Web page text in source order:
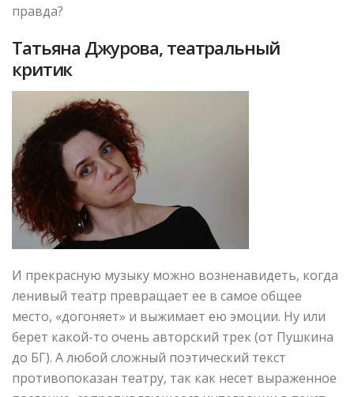
правда?
Татьяна Джурова, театральный
критик
И прекрасную музыку можно возненавидеть, когда
ленивый театр превращает ее в самое общее
место, «догоняет» и выжимает ею эмоции. Ну или
берет какой-то очень авторский трек (от Пушкина
до БГ). А любой сложный поэтический текст
противопоказан театру, так как несет выраженное